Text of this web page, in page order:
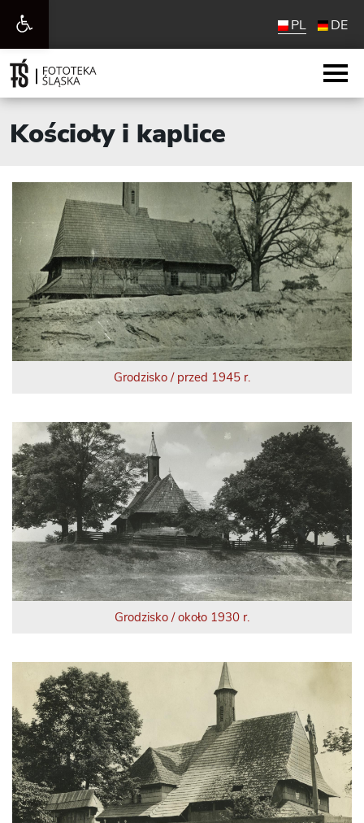
Otwórz
pasek
narzędzi
PL DE
Kościoły i kaplice
Grodzisko / przed 1945 r.
Grodzisko / około 1930 r.